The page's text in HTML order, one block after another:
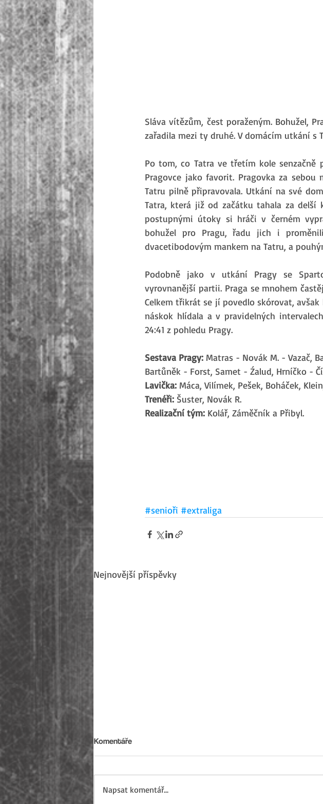
Sláva vítězům, čest poraženým. Bohužel,
zařadila mezi ty druhé. V domácím utkání s
Po tom, co Tatra ve třetím kole
Pragovce jako favorit. Pragovka za
Tatru pilně připravovala. Utkání na své
Tatra, která již od začátku tahala za delší
postupnými útoky si hráči v černém
bohužel pro Pragu, řadu jich i
dvacetibodovým mankem na Tatru, a
Podobně jako v utkání Pragy se
vyrovnanější partii. Praga se mnohem
Celkem třikrát se jí povedlo skórovat,
náskok hlídala a v pravidelných
24:41 z pohledu Pragy.
Sestava Pragy: Matras - Novák M. - Vazač,
Bartůněk - Forst, Samet - Źalud, Hrníčko -
Lavička: Máca, Vilímek, Pešek, Boháček,
Trenéři: Šuster, Novák R.
Realizační tým: Kolář, Záměčník a Přibyl.
#senioři #extraliga
Nejnovější příspěvky
Komentáře
Napsat komentář...